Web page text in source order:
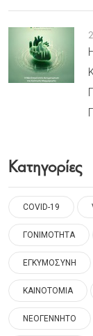
Κατηγορίες
COVID-19
ΓΟΝΙΜΟΤΗΤΑ
ΕΓΚΥΜΟΣΥΝΗ
ΚΑΙΝΟΤΟΜΙΑ
ΝΕΟΓΕΝΝΗΤΟ